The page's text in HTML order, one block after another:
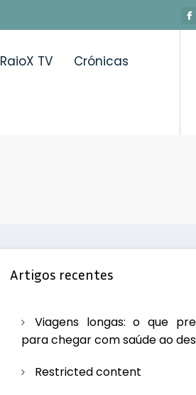
RaioX TV Crónicas
Artigos recentes
Viagens longas: o que
para chegar com saúde ao
Restricted content